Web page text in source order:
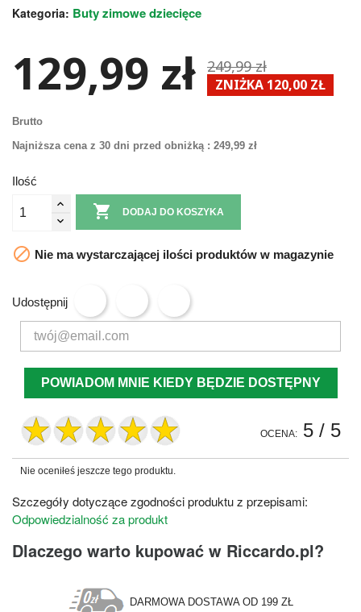
Kategoria: Buty zimowe dziecięce
129,99 zł 249,99 zł
ZNIŻKA 120,00 ZŁ
Brutto
Najniższa cena z 30 dni przed obniżką : 249,99 zł
Ilość
 DODAJ DO KOSZYKA
 Nie ma wystarczającej ilości produktów w magazynie
Udostępnij
POWIADOM MNIE KIEDY BĘDZIE DOSTĘPNY
OCENA: 5 / 5
Nie oceniłeś jeszcze tego produktu.
Szczegóły dotyczące zgodności produktu z przepisami:
Odpowiedzialność za produkt
Dlaczego warto kupować w Riccardo.pl?
DARMOWA DOSTAWA OD 199 ZŁ